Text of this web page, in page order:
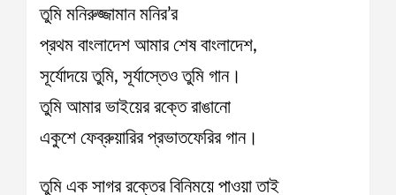
তুমি মনিরুজ্জামান মনির’র
প্রথম বাংলাদেশ আমার শেষ বাংলাদেশ,
সূর্যোদয়ে তুমি, সূর্যাস্তেও তুমি গান।
তুমি আমার ভাইয়ের রক্তে রাঙানো
একুশে ফেব্রুয়ারির প্রভাতফেরির গান।
তুমি এক সাগর রক্তের বিনিময়ে পাওয়া তাই